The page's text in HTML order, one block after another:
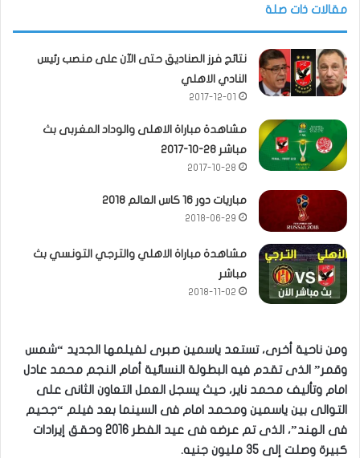
مقالات ذات صلة
نتائج فرز الصناديق حتى الآن على منصب رئيس
النادي الاهلي
2017-12-01
مشاهدة مباراة الاهلى والوداد المغربى بث
مباشر 28-10-2017
2017-10-28
مباريات دور 16 كاس العالم 2018
2018-06-29
مشاهدة مباراة الاهلي والترجي التونسي بث
مباشر
2018-11-02
ومن ناحية أخرى، تستعد ياسمين صبرى لفيلمها الجديد “شمس
وقمر” الذى تقدم فيه البطولة النسائية أمام النجم محمد عادل
امام وتأليف محمد ناير، حيث يسجل العمل التعاون الثانى على
التوالى بين ياسمين ومحمد امام فى السينما بعد فيلم “جحيم
فى الهند”، الذى تم عرضه فى عيد الفطر 2016 وحقق إيرادات
كبيرة وصلت إلى 35 مليون جنيه.